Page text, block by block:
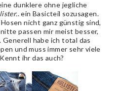
dunklere ohne jegliche
. ein Basicteil sozusagen.
nicht ganz günstig sind,
passen mir meist besser,
Generell habe ich total das
und muss immer sehr viele
ihr das auch?